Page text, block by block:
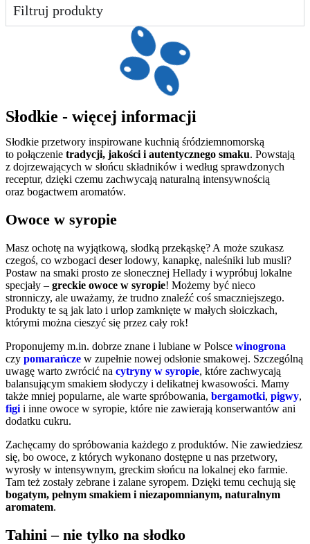
Filtruj produkty
Słodkie - więcej informacji
Słodkie przetwory inspirowane kuchnią śródziemnomorską
to połączenie tradycji, jakości i autentycznego smaku. Powstają
z dojrzewających w słońcu składników i według sprawdzonych
receptur, dzięki czemu zachwycają naturalną intensywnością
oraz bogactwem aromatów.
Owoce w syropie
Masz ochotę na wyjątkową, słodką przekąskę? A może szukasz
czegoś, co wzbogaci deser lodowy, kanapkę, naleśniki lub musli?
Postaw na smaki prosto ze słonecznej Hellady i wypróbuj lokalne
specjały – greckie owoce w syropie! Możemy być nieco
stronniczy, ale uważamy, że trudno znaleźć coś smaczniejszego.
Produkty te są jak lato i urlop zamknięte w małych słoiczkach,
którymi można cieszyć się przez cały rok!
Proponujemy m.in. dobrze znane i lubiane w Polsce winogrona
czy pomarańcze w zupełnie nowej odsłonie smakowej. Szczególną
uwagę warto zwrócić na cytryny w syropie, które zachwycają
balansującym smakiem słodyczy i delikatnej kwasowości. Mamy
także mniej popularne, ale warte spróbowania, bergamotki, pigwy,
figi i inne owoce w syropie, które nie zawierają konserwantów ani
dodatku cukru.
Zachęcamy do spróbowania każdego z produktów. Nie zawiedziesz
się, bo owoce, z których wykonano dostępne u nas przetwory,
wyrosły w intensywnym, greckim słońcu na lokalnej eko farmie.
Tam też zostały zebrane i zalane syropem. Dzięki temu cechują się
bogatym, pełnym smakiem i niezapomnianym, naturalnym
aromatem.
Tahini – nie tylko na słodko